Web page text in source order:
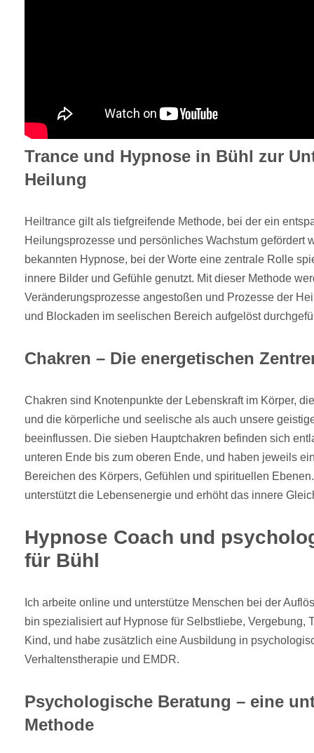
Trance und Hypnose in Bühl zur
Heilung
Heiltrance gilt als tiefgreifende Methode, bei der ein
Heilungsprozesse und persönliches Wachstum gefördert
bekannten Hypnose, bei der Worte eine zentrale Rolle
innere Bilder und Gefühle genutzt. Mit dieser Methode
Veränderungsprozesse angestoßen und Prozesse der
und Blockaden im seelischen Bereich aufgelöst
Chakren – Die energetischen
Chakren sind Knotenpunkte der Lebenskraft im Körper,
und die körperliche und seelische als auch unsere
beeinflussen. Die sieben Hauptchakren befinden sich
unteren Ende bis zum oberen Ende, und haben jeweils
Bereichen des Körpers, Gefühlen und spirituellen
unterstützt die Lebensenergie und erhöht das innere
Hypnose Coach und
für Bühl
Ich arbeite online und unterstütze Menschen bei der
bin spezialisiert auf Hypnose für Selbstliebe, Vergebung,
Kind, und habe zusätzlich eine Ausbildung in
Verhaltenstherapie und EMDR.
Psychologische Beratung – eine
Methode